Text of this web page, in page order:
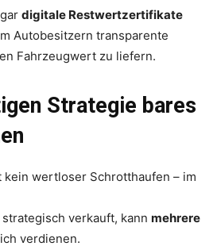
digitale Restwertzertifikate
Autobesitzern transparente
Fahrzeugwert zu liefern.
Strategie bares
kein wertloser Schrotthaufen – im
verkauft, kann mehrere
verdienen.